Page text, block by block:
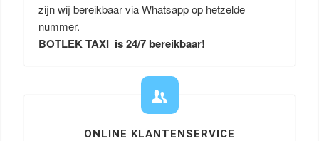
zijn wij bereikbaar via Whatsapp op hetzelde
nummer.
BOTLEK TAXI is 24/7 bereikbaar!
ONLINE KLANTENSERVICE